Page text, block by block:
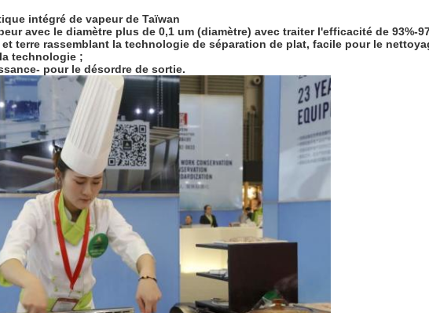
intégré de vapeur de Taïwan
avec le diamètre plus de 0,1 um (diamètre) avec traiter l'efficacité de 93%-
terre rassemblant la technologie de séparation de plat, facile pour le
technologie ;
pour le désordre de sortie.